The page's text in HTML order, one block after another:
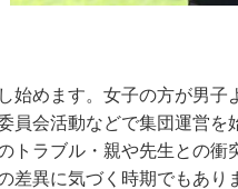
始めます。女子の方が男子
会活動などで集団運営を
ラブル・親や先生との衝
異に気づく時期でもあり